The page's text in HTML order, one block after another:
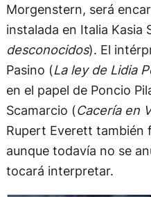
Morgenstern, será
instalada en Italia Kasia
desconocidos). El
Pasino (La ley de Lidia
en el papel de Poncio
Scamarcio (Cacería en
Rupert Everett también
aunque todavía no se
tocará interpretar.